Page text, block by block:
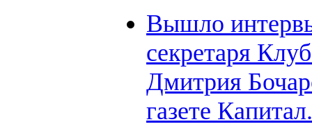
Вышло
секретаря
Дмитрия
газете